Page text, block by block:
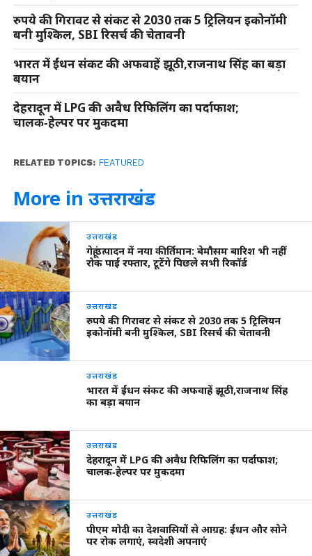
रुपये की गिरावट से संकट से 2030 तक 5 ट्रिलियन इकोनॉमी
बनी मुश्किल, SBI रिसर्च की चेतावनी
भारत में ईंधन संकट की अफवाहें झूठी,राजनाथ सिंह का बड़ा
बयान
देहरादून में LPG की अवैध रिफिलिंग का पर्दाफाश;
चालक‑हेल्पर पर मुकदमा
RELATED TOPICS: FEATURED
More in उत्तराखंड
उत्तराखंड
गेहूं उत्पादन में नया कीर्तिमान: बेमौसम बारिश भी नहीं
रोक पाई रफ्तार, टूटेंगे पिछले सभी रिकॉर्ड
उत्तराखंड
रुपये की गिरावट से संकट से 2030 तक 5 ट्रिलियन
इकोनॉमी बनी मुश्किल, SBI रिसर्च की चेतावनी
उत्तराखंड
भारत में ईंधन संकट की अफवाहें झूठी,राजनाथ सिंह
का बड़ा बयान
उत्तराखंड
देहरादून में LPG की अवैध रिफिलिंग का पर्दाफाश;
चालक‑हेल्पर पर मुकदमा
उत्तराखंड
पीएम मोदी का देशवासियों से आग्रह: ईंधन और सोने
पर रोक लगाएं, स्वदेशी अपनाएं